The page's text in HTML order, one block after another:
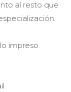
al resto que